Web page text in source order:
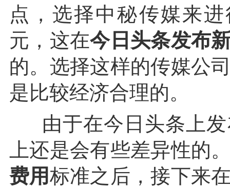
点，选择中秘传媒来
元，这在今日头条发布
的。选择这样的传媒公
是比较经济合理的。
由于在今日头条上发
上还是会有些差异性的
费用标准之后，接下来